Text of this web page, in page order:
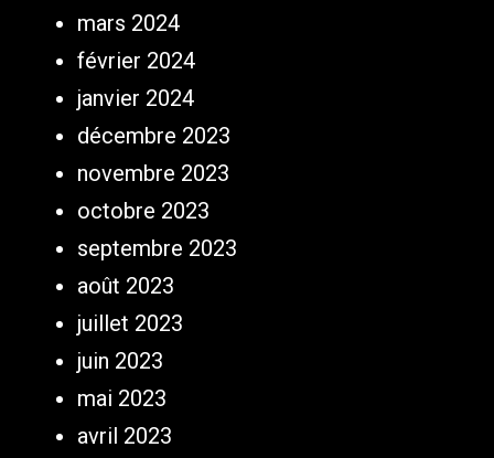
mars 2024
février 2024
janvier 2024
décembre 2023
novembre 2023
octobre 2023
septembre 2023
août 2023
juillet 2023
juin 2023
mai 2023
avril 2023